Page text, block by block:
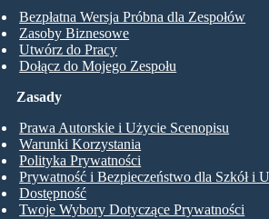
Bezpłatna Wersja Próbna dla Zespołów
Zasoby Biznesowe
Utwórz do Pracy
Dołącz do Mojego Zespołu
Zasady
Prawa Autorskie i Użycie Scenopisu
Warunki Korzystania
Polityka Prywatności
Prywatność i Bezpieczeństwo dla Szkół i
Dostępność
Twoje Wybory Dotyczące Prywatności